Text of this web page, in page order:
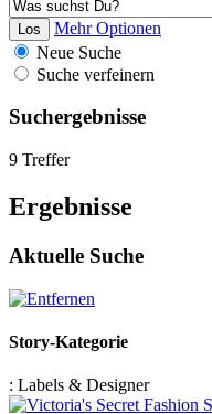
Mehr Optionen
Neue Suche
Suche verfeinern
Suchergebnisse
9 Treffer
Ergebnisse
Aktuelle Suche
Story-Kategorie
: Labels & Designer